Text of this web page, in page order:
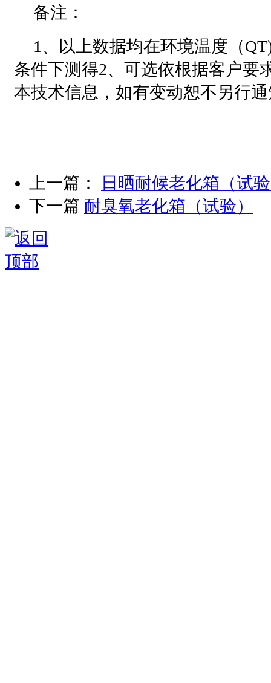
备注：
1、以上数据均在环境温度（
条件下测得2、可选依根据客户要
本技术信息，如有变动恕不另行
上一篇：
日晒耐候老化箱（试
下一篇 耐臭氧老化箱（试验）